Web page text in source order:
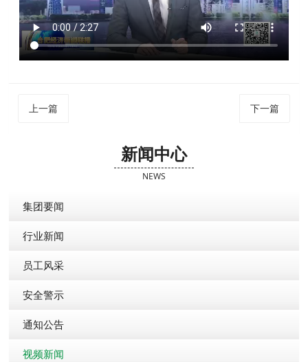
上一篇 下一篇
新闻中心
NEWS
集团要闻
行业新闻
员工风采
安全警示
通知公告
视频新闻